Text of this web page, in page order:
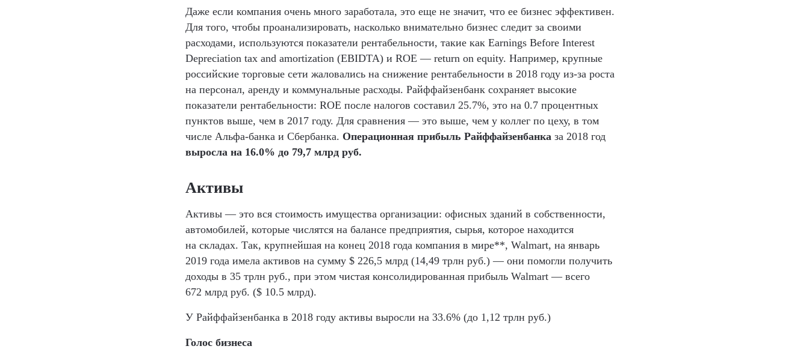
Даже если компания очень много заработала, это еще не значит, что ее бизнес эффективен.
Для того, чтобы проанализировать, насколько внимательно бизнес следит за своими
расходами, используются показатели рентабельности, такие как Earnings Before Interest
Depreciation tax and amortization (EBIDTA) и ROE — return on equity. Например, крупные
российские торговые сети жаловались на снижение рентабельности в 2018 году из-за роста
на персонал, аренду и коммунальные расходы. Райффайзенбанк сохраняет высокие
показатели рентабельности: ROE после налогов составил 25.7%, это на 0.7 процентных
пунктов выше, чем в 2017 году. Для сравнения — это выше, чем у коллег по цеху, в том
числе Альфа-банка и Сбербанка. Операционная прибыль Райффайзенбанка за 2018 год
выросла на 16.0% до 79,7 млрд руб.
Активы
Активы — это вся стоимость имущества организации: офисных зданий в собственности,
автомобилей, которые числятся на балансе предприятия, сырья, которое находится
на складах. Так, крупнейшая на конец 2018 года компания в мире**, Walmart, на январь
2019 года имела активов на сумму $ 226,5 млрд (14,49 трлн руб.) — они помогли получить
доходы в 35 трлн руб., при этом чистая консолидированная прибыль Walmart — всего
672 млрд руб. ($ 10.5 млрд).
У Райффайзенбанка в 2018 году активы выросли на 33.6% (до 1,12 трлн руб.)
Голос бизнеса